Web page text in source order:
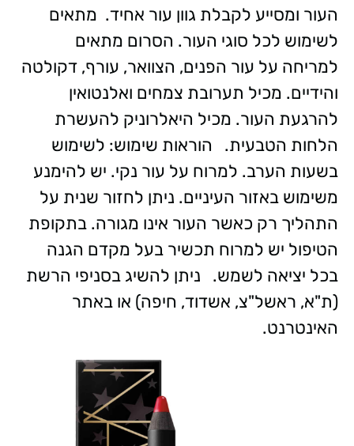
העור ומסייע לקבלת גוון עור אחיד. מתאים
לשימוש לכל סוגי העור. הסרום מתאים
למריחה על עור הפנים, הצוואר, עורף, דקולטה
והידיים. מכיל תערובת צמחים ואלנטואין
להרגעת העור. מכיל היאלרוניק להעשרת
הלחות הטבעית.
הוראות שימוש: לשימוש
בשעות הערב. למרוח על עור נקי. יש להימנע
משימוש באזור העיניים. ניתן לחזור שנית על
התהליך רק כאשר העור אינו מגורה. בתקופת
הטיפול יש למרוח תכשיר בעל מקדם הגנה
בכל יציאה לשמש.
ניתן להשיג בסניפי הרשת
(ת"א, ראשל"צ, אשדוד, חיפה) או באתר
האינטרנט.